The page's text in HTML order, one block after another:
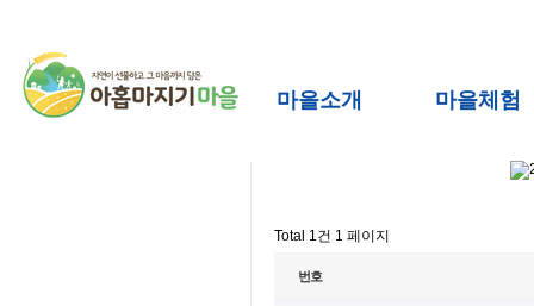
마을소개 마을체험
Total 1건 1 페이지
번호